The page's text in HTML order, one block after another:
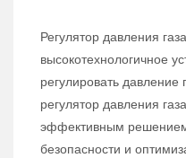
Регулятор давления
высокотехнологичное
регулировать давление
регулятор давления
эффективным
безопасности и